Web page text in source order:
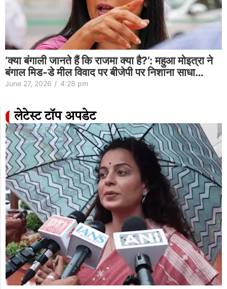
‘क्या बंगाली जानते हैं कि राजमा क्या है?’: महुआ मोइत्रा ने
बंगाल मिड-डे मील विवाद पर बीजेपी पर निशाना साधा…
June 27, 2026 / 4:28 pm
लेटेस्ट टॉप अपडेट
Jansarokar Bharat